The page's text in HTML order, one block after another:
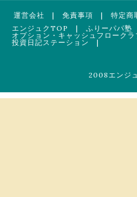
運営会社 | 免責事項 | 特定商
エンジュクTOP
| ふりーパパ塾
オプション・キャッシュフロークラ
投資日記ステーション
|
2008エンジ